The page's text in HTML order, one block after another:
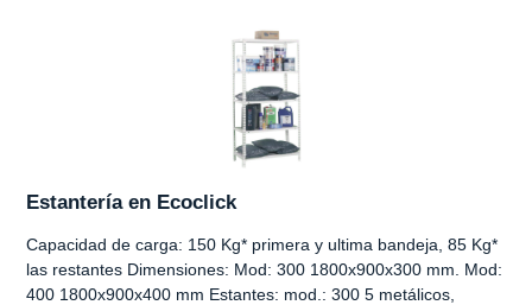
Estantería en Ecoclick
Capacidad de carga: 150 Kg* primera y ultima bandeja, 85 Kg*
las restantes Dimensiones: Mod: 300 1800x900x300 mm. Mod:
400 1800x900x400 mm Estantes: mod.: 300 5 metálicos,